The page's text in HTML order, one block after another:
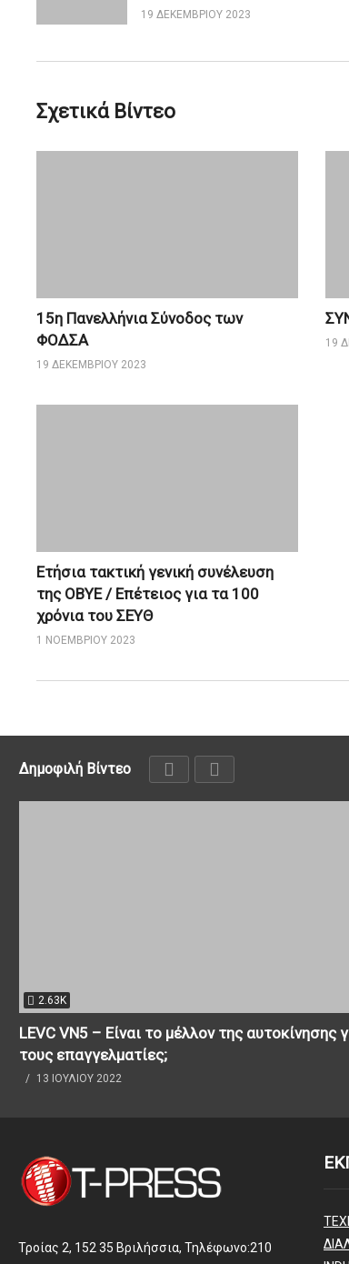
19 ΔΕΚΕΜΒΡΊΟΥ 2023
Σχετικά Βίντεο
15η Πανελλήνια Σύνοδος των
ΦΟΔΣΑ
19 ΔΕΚΕΜΒΡΊΟΥ 2023
19
Ετήσια τακτική γενική συνέλευση
της ΟΒΥΕ / Επέτειος για τα 100
χρόνια του ΣΕΥΘ
1 ΝΟΕΜΒΡΊΟΥ 2023
Δημοφιλή Βίντεο
2.63K
LEVC VN5 – Είναι το μέλλον της αυτοκίνησης
τους επαγγελματίες;
13 ΙΟΥΛΊΟΥ 2022
Τροίας 2, 152 35 Βριλήσσια, Τηλέφωνο:210